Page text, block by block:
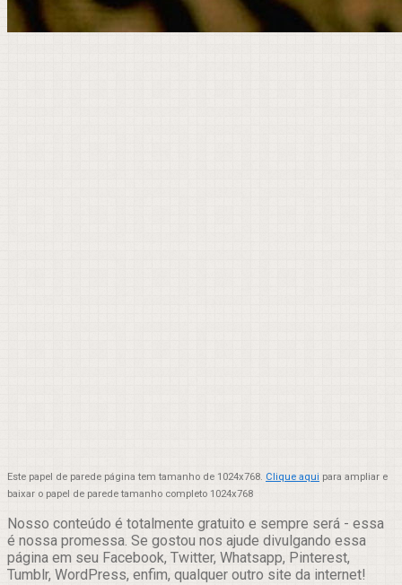
Este papel de parede página tem tamanho de 1024x768. Clique aqui para ampliar e
baixar o papel de parede tamanho completo 1024x768
Nosso conteúdo é totalmente gratuito e sempre será - essa
é nossa promessa. Se gostou nos ajude divulgando essa
página em seu Facebook, Twitter, Whatsapp, Pinterest,
Tumblr, WordPress, enfim, qualquer outro site da internet!